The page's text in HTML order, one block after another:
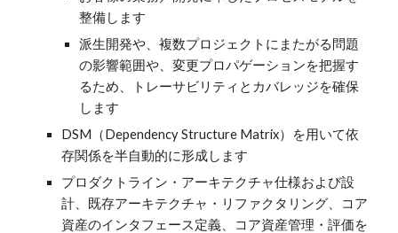
整備します
派生開発や、複数プロジェクトにまたがる問題
の影響範囲や、変更プロパゲーションを把握す
るため、トレーサビリティとカバレッジを確保
します
DSM（Dependency Structure Matrix）を用いて依
存関係を半自動的に形成します
プロダクトライン・アーキテクチャ仕様および設
計、既存アーキテクチャ・リファクタリング、コア
資産のインタフェース定義、コア資産管理・評価を